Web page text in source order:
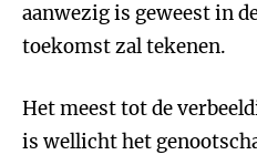
aanwezig is geweest in
toekomst zal tekenen.
Het meest tot de
is wellicht het